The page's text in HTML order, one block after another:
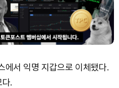
서 익명 지갑으로 이체됐다.
.